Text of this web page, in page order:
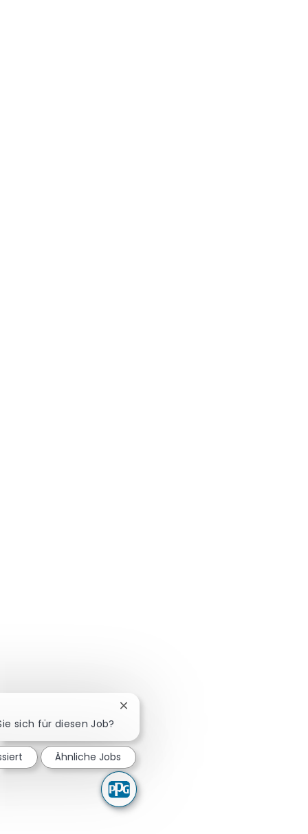
sich für diesen Job?
Chatbot-Benachrichtigung schließen
Ähnliche Jobs